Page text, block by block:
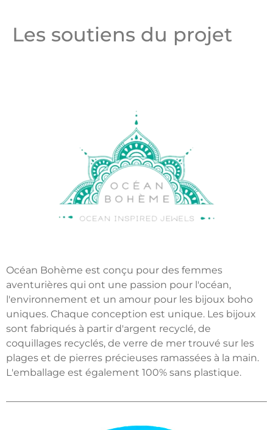
Les soutiens du projet
Océan Bohème est conçu pour des femmes
aventurières qui ont une passion pour l'océan,
l'environnement et un amour pour les bijoux boho
uniques. Chaque conception est unique. Les bijoux
sont fabriqués à partir d'argent recyclé, de
coquillages recyclés, de verre de mer trouvé sur les
plages et de pierres précieuses ramassées à la main.
L'emballage est également 100% sans plastique.